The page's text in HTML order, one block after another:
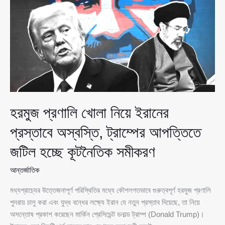
কূটনৈতিক
হরমুজ প্রণালি খোলা নিয়ে ইরানের
প্রস্তাবে অস্বস্তি, ট্রাম্পের আপত্তিতে
জটিল হচ্ছে কূটনৈতিক সমীকরণ
আন্তর্জাতিক
মধ্যপ্রাচ্যের উত্তেজনাপূর্ণ পরিস্থিতির মধ্যে কৌশলগতভাবে গুরুত্বপূর্ণ হরমুজ প্রণালি
পুনরায় চালু করা এবং যুদ্ধ বন্ধের লক্ষ্যে ইরান যে নতুন প্রস্তাব দিয়েছে, তা নিয়ে
অসন্তোষ প্রকাশ করেছেন মার্কিন প্রেসিডেন্ট ডনাল্ড ট্রাম্প (Donald Trump)।